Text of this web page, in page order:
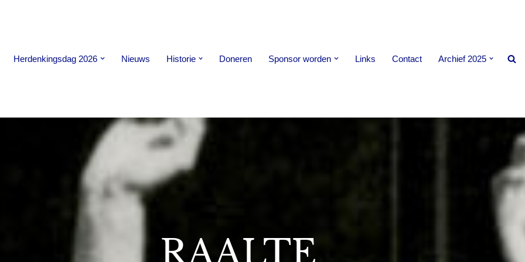
Herdenkingsdag 2026 Nieuws Historie Doneren Sponsor worden Links Contact Archief 2025
RAALTE